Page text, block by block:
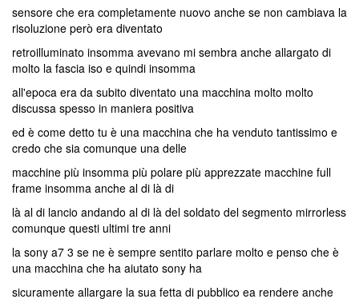
sensore che era completamente nuovo anche se non cambiava la
risoluzione però era diventato
retroilluminato insomma avevano mi sembra anche allargato di
molto la fascia iso e quindi insomma
all'epoca era da subito diventato una macchina molto molto
discussa spesso in maniera positiva
ed è come detto tu è una macchina che ha venduto tantissimo e
credo che sia comunque una delle
macchine più insomma più polare più apprezzate macchine full
frame insomma anche al di là di
là al di lancio andando al di là del soldato del segmento mirrorless
comunque questi ultimi tre anni
la sony a7 3 se ne è sempre sentito parlare molto e penso che è
una macchina che ha aiutato sony ha
sicuramente allargare la sua fetta di pubblico ea rendere anche